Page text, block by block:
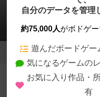
タウ
55店のカフ
5
タウンロクロクで遊ぶことがで
55店登録されています。公開プ
トでログインすると、同じ都道府
自分のデータを管理
約75,000人がボドゲー
遊んだボードゲー
気になるゲームの
お気に入り作品・
有